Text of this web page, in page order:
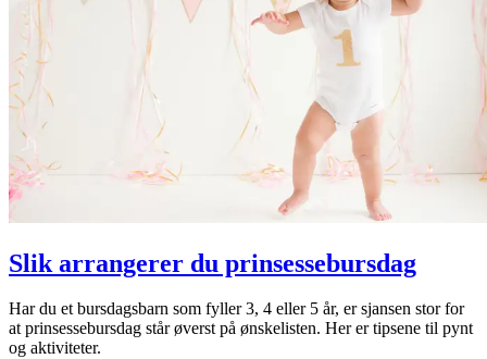
Slik arrangerer du prinsessebursdag
Har du et bursdagsbarn som fyller 3, 4 eller 5 år, er sjansen stor for
at prinsessebursdag står øverst på ønskelisten. Her er tipsene til pynt
og aktiviteter.